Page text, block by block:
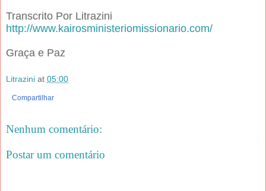
Transcrito Por Litrazini
http://www.kairosministeriomissionario.com/
Graça e Paz
Litrazini at 05:00
Compartilhar
Nenhum comentário:
Postar um comentário